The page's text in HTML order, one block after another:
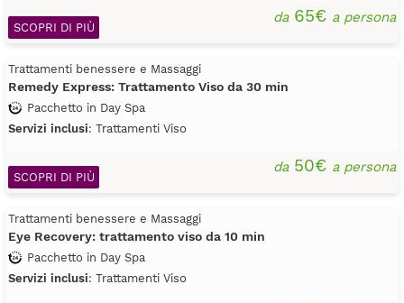
da65€ a persona
SCOPRI DI PIÙ
Trattamenti benessere e Massaggi
Remedy Express: Trattamento Viso da 30 min
Pacchetto in Day Spa
Servizi inclusi: Trattamenti Viso
da50€ a persona
SCOPRI DI PIÙ
Trattamenti benessere e Massaggi
Eye Recovery: trattamento viso da 10 min
Pacchetto in Day Spa
Servizi inclusi: Trattamenti Viso